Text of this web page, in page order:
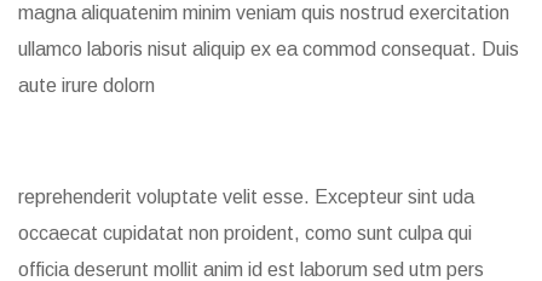
magna aliquatenim minim veniam quis nostrud exercitation
ullamco laboris nisut aliquip ex ea commod consequat. Duis
aute irure dolorn
reprehenderit voluptate velit esse. Excepteur sint uda
occaecat cupidatat non proident, como sunt culpa qui
officia deserunt mollit anim id est laborum sed utm pers